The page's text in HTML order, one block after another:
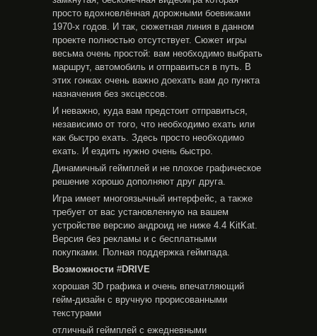
просто вдохновлённая дорожными боевиками
1970-х годов. И так, сюжетная линия в данном
проекте полностью отсутствует. Сюжет игры
весьма очень простой: вам необходимо выбрать
маршрут, автомобиль и отправиться в путь. В
этих гонках очень важно доехать вам до пункта
назначения без эксцессов.
И неважно, куда вам предстоит отправиться,
независимо от того, что необходимо ехать или
как быстро ехать. Здесь просто необходимо
ехать. И ездить нужно очень быстро.
Динамичный геймплей и не плохое графическое
решение хорошо дополняют друг друга.
Игра имеет многоязычный интерфейс, а также
требует от вас установленную на вашем
устройстве версию андроид не ниже 4.4 KitKat.
Версия без рекламы и с бесплатными
покупками. Полная поддержка геймпада.
Возможности #DRIVE
хорошая 3D графика и очень впечатляющий
гейм-дизайн с вручную прорисованными
текстурами
отличный геймплей с ежедневными